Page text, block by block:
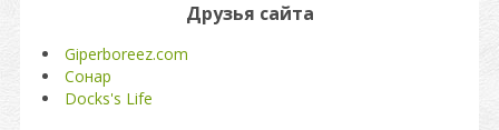
Друзья сайта
Giperboreez.com
Сонар
Docks's Life